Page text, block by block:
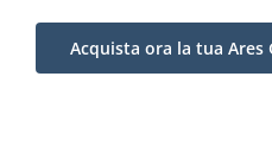
Acquista ora la tua Ares